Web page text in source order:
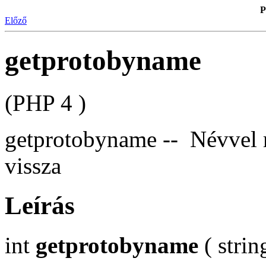
Előző
getprotobyname
(PHP 4 )
getprotobyname -- Névvel
vissza
Leírás
int getprotobyname (